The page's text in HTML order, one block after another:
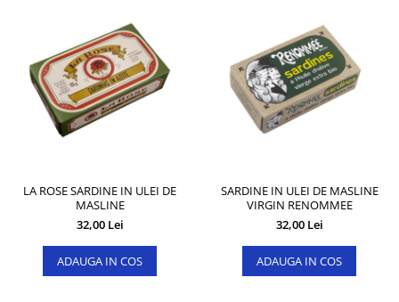
LA ROSE SARDINE IN ULEI DE
MASLINE
32,00 Lei
ADAUGA IN COS
SARDINE IN ULEI DE MASLINE
VIRGIN RENOMMEE
32,00 Lei
ADAUGA IN COS